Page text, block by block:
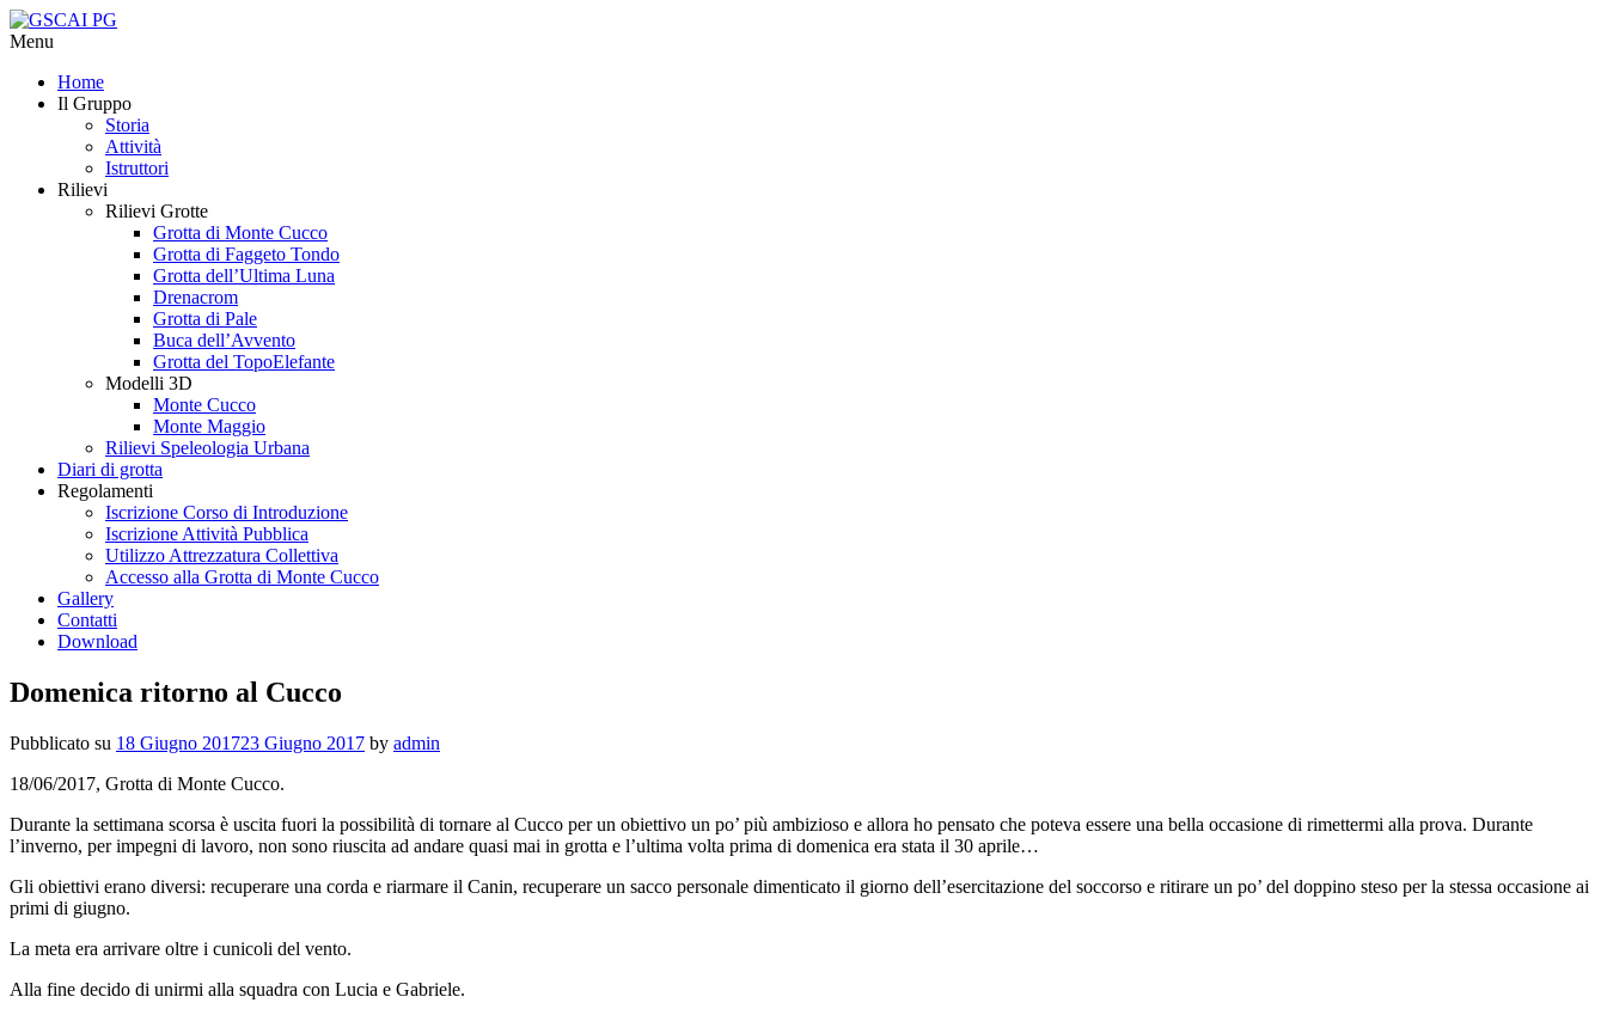
Menu
Home
Il Gruppo
Storia
Attività
Istruttori
Rilievi
Rilievi Grotte
Grotta di Monte Cucco
Grotta di Faggeto Tondo
Grotta dell’Ultima Luna
Drenacrom
Grotta di Pale
Buca dell’Avvento
Grotta del TopoElefante
Modelli 3D
Monte Cucco
Monte Maggio
Rilievi Speleologia Urbana
Diari di grotta
Regolamenti
Iscrizione Corso di Introduzione
Iscrizione Attività Pubblica
Utilizzo Attrezzatura Collettiva
Accesso alla Grotta di Monte Cucco
Gallery
Contatti
Download
Domenica ritorno al Cucco
Pubblicato su 18 Giugno 201723 Giugno 2017 by admin
18/06/2017, Grotta di Monte Cucco.
Durante la settimana scorsa è uscita fuori la possibilità di tornare al Cucco per un obiettivo un po’ più ambizioso e allora ho pensato che poteva essere una bella occasione di rimettermi alla prova. Durante
l’inverno, per impegni di lavoro, non sono riuscita ad andare quasi mai in grotta e l’ultima volta prima di domenica era stata il 30 aprile…
Gli obiettivi erano diversi: recuperare una corda e riarmare il Canin, recuperare un sacco personale dimenticato il giorno dell’esercitazione del soccorso e ritirare un po’ del doppino steso per la stessa occasione ai
primi di giugno.
La meta era arrivare oltre i cunicoli del vento.
Alla fine decido di unirmi alla squadra con Lucia e Gabriele.